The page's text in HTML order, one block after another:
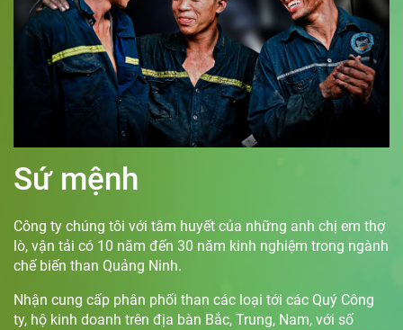
Sứ mệnh
Công ty chúng tôi với tâm huyết của những anh chị em thợ
lò, vận tải có 10 năm đến 30 năm kinh nghiệm trong ngành
chế biến than Quảng Ninh.
Nhận cung cấp phân phối than các loại tới các Quý Công
ty, hộ kinh doanh trên địa bàn Bắc, Trung, Nam, với số